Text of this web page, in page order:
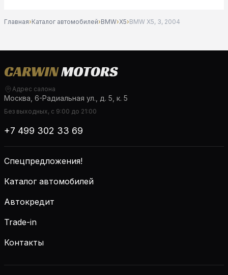
Главная›Каталог автомобилей›BMW›X5›BMW X5, 3, 2004
Адрес салона
Москва, 6-Радиальная ул., д. 5, к. 5
Без выходных, с 9:00 до 21:00
+7 499 302 33 69
Спецпредложения!
Каталог автомобилей
Автокредит
Trade-in
Контакты